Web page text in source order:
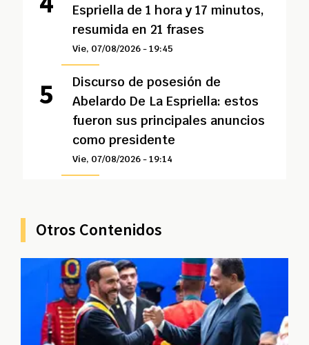
Espriella de 1 hora y 17 minutos,
resumida en 21 frases
Vie, 07/08/2026 - 19:45
Discurso de posesión de
Abelardo De La Espriella: estos
fueron sus principales anuncios
como presidente
Vie, 07/08/2026 - 19:14
Otros Contenidos